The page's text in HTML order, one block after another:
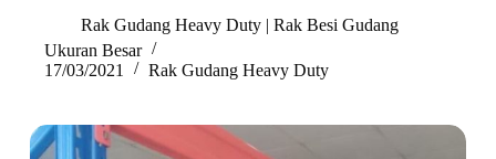
Rak Gudang Heavy Duty | Rak Besi Gudang
Ukuran Besar
17/03/2021
Rak Gudang Heavy Duty